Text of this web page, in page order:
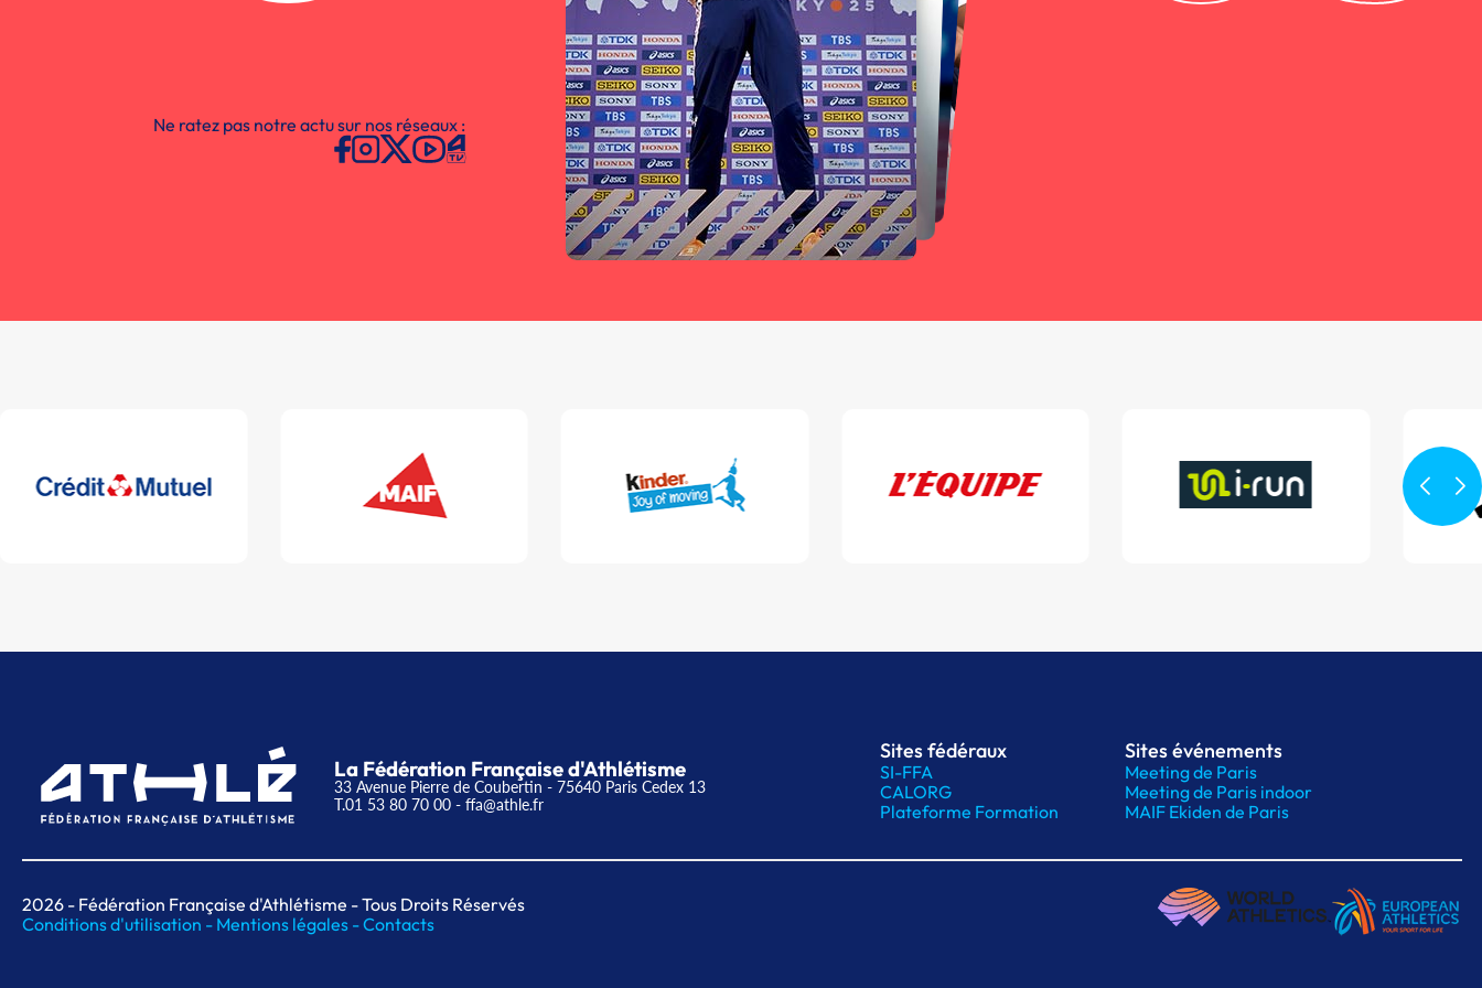
Ne ratez pas notre actu sur nos réseaux :
La Fédération Française d'Athlétisme
33 Avenue Pierre de Coubertin - 75640 Paris Cedex 13
T.01 53 80 70 00 - ffa@athle.fr
Sites fédéraux
SI-FFA
CALORG
Plateforme Formation
Sites événements
Meeting de Paris
Meeting de Paris indoor
MAIF Ekiden de Paris
2026 - Fédération Française d'Athlétisme - Tous Droits Réservés
Conditions d'utilisation - Mentions légales -Contacts